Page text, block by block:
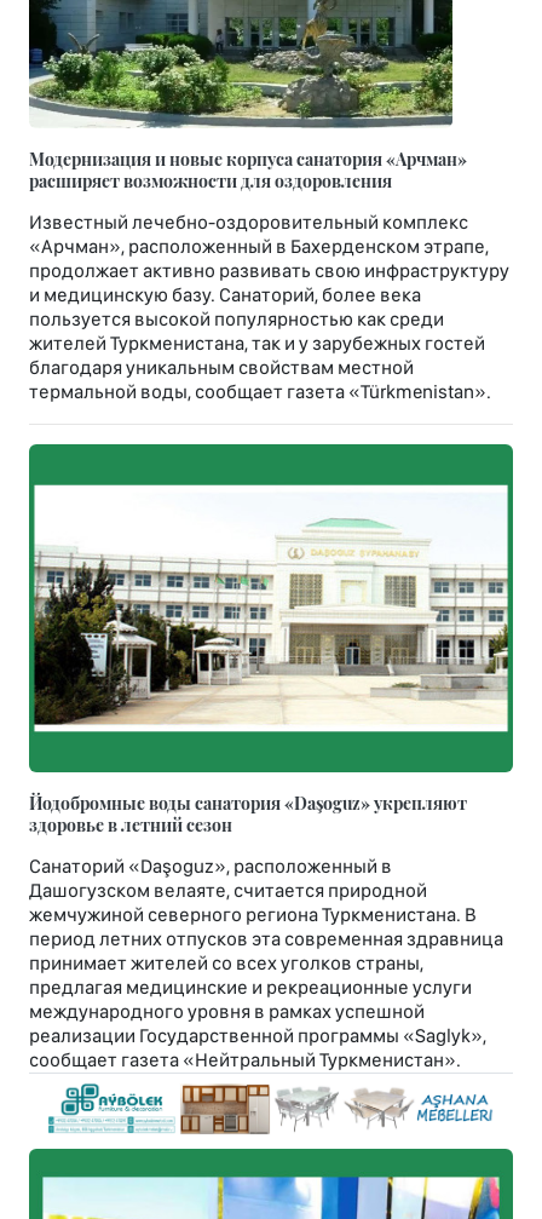
Модернизация и новые корпуса санатория «Арчман»
расширяет возможности для оздоровления
Известный лечебно-оздоровительный комплекс
«Арчман», расположенный в Бахерденском этрапе,
продолжает активно развивать свою инфраструктуру
и медицинскую базу. Санаторий, более века
пользуется высокой популярностью как среди
жителей Туркменистана, так и у зарубежных гостей
благодаря уникальным свойствам местной
термальной воды, сообщает газета «Türkmenistan».
Йодобромные воды санатория «Daşoguz» укрепляют
здоровье в летний сезон
Санаторий «Daşoguz», расположенный в
Дашогузском велаяте, считается природной
жемчужиной северного региона Туркменистана. В
период летних отпусков эта современная здравница
принимает жителей со всех уголков страны,
предлагая медицинские и рекреационные услуги
международного уровня в рамках успешной
реализации Государственной программы «Saglyk»,
сообщает газета «Нейтральный Туркменистан».